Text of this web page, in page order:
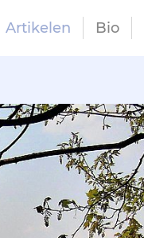
Artikelen Bio